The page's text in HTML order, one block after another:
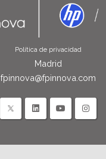
Política de privacidad
Madrid
fpinnova@fpinnova.com